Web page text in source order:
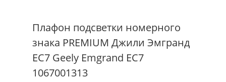
Плафон подсветки номерного
знака PREMIUM Джили Эмгранд
ЕС7 Geely Emgrand EC7
1067001313